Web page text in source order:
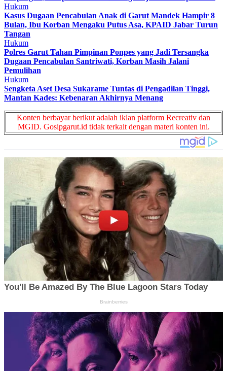
Hukum
Kasus Dugaan Pencabulan Anak di Garut Mandek Hampir 8
Bulan, Ibu Korban Mengaku Putus Asa, KPAID Jabar Turun
Tangan
Hukum
Polres Garut Tahan Pimpinan Ponpes yang Jadi Tersangka
Dugaan Pencabulan Santriwati, Korban Masih Jalani
Pemulihan
Hukum
Sengketa Aset Desa Sukarame Tuntas di Pengadilan Tinggi,
Mantan Kades: Kebenaran Akhirnya Menang
Konten berbayar berikut adalah iklan platform Recreativ dan
MGID. Gosipgarut.id tidak terkait dengan materi konten ini.